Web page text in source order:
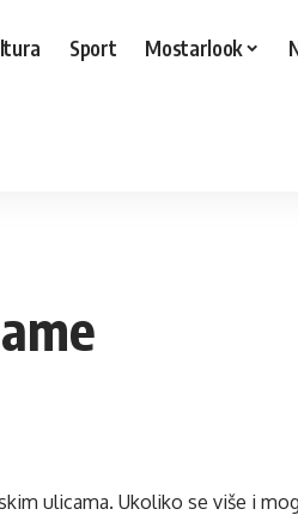
Sport Mostarlook
ulicama. Ukoliko se više i